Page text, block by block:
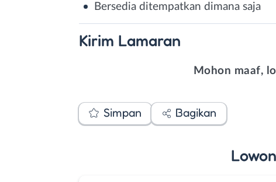
Bersedia ditempatkan dimana saja
Kirim Lamaran
Mohon maaf,
Simpan Bagikan